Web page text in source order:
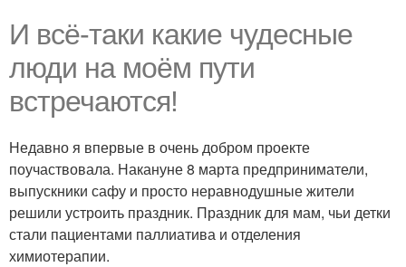
И всё-таки какие чудесные
люди на моём пути
встречаются!
Недавно я впервые в очень добром проекте
поучаствовала. Накануне 8 марта предприниматели,
выпускники сафу и просто неравнодушные жители
решили устроить праздник. Праздник для мам, чьи детки
стали пациентами паллиатива и отделения
химиотерапии.